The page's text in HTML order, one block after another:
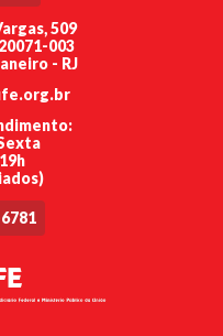
509
003
- RJ